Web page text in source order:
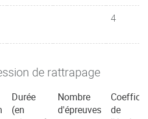
4
de rattrapage
Durée
(en
Nombre
d'épreuves
de